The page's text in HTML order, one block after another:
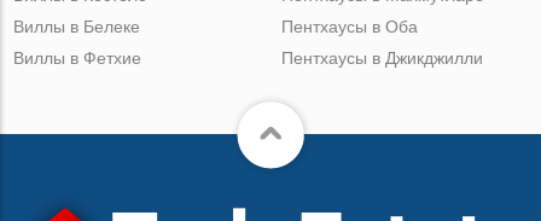
Виллы в Белеке
Виллы в Фетхие
Пентхаусы в Оба
Пентхаусы в Джикджилли